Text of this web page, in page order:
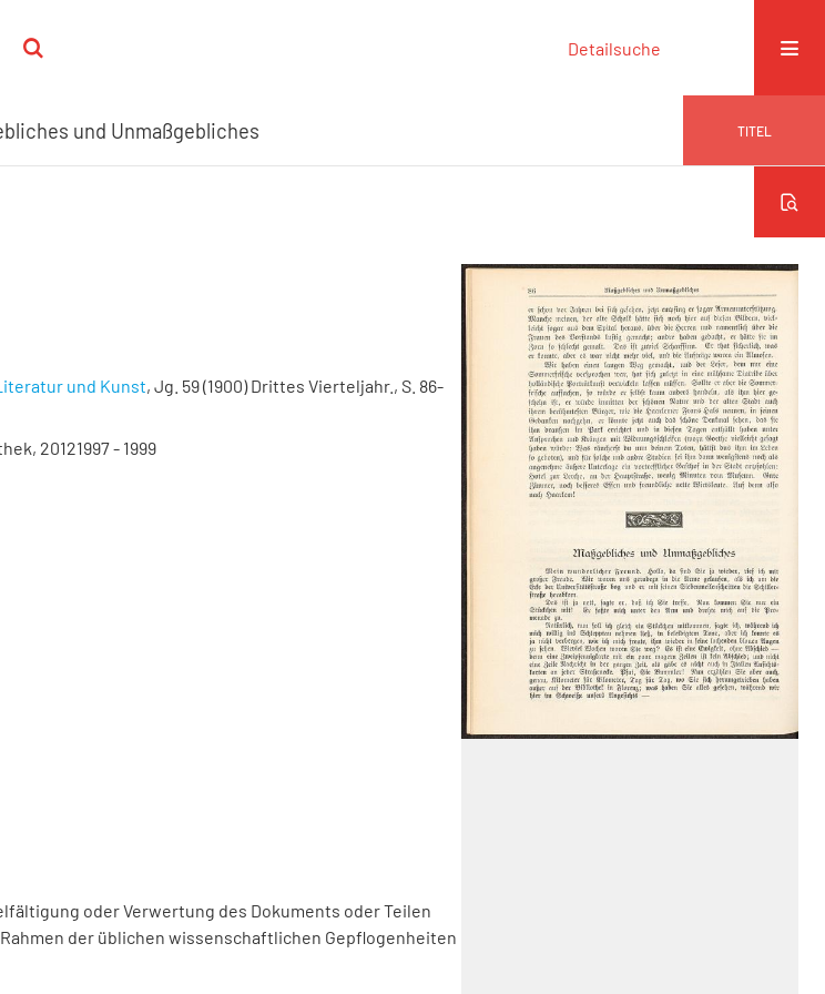
Detailsuche
und Unmaßgebliches TITEL
und Kunst, Jg. 59 (1900) Drittes Vierteljahr., S. 86-
20121997 - 1999
oder Verwertung des Dokuments oder Teilen
der üblichen wissenschaftlichen Gepflogenheiten